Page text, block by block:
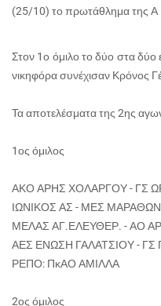
(25/10) το πρωτάθλημα της Α
Στον 1ο όμιλο το δύο στα δύο
νικηφόρα συνέχισαν Κρόνος
Τα αποτελέσματα της 2ης
1ος όμιλος
ΑΚΟ ΑΡΗΣ ΧΟΛΑΡΓΟΥ - ΓΣ
ΙΩΝΙΚΟΣ ΑΣ - ΜΕΣ
ΜΕΛΑΣ ΑΓ.ΕΛΕΥΘΕΡ. - ΑΟ
ΑΕΣ ΕΝΩΣΗ ΓΑΛΑΤΣΙΟΥ -
ΡΕΠΟ: ΠκΑΟ ΑΜΙΛΛΑ
2ος όμιλος